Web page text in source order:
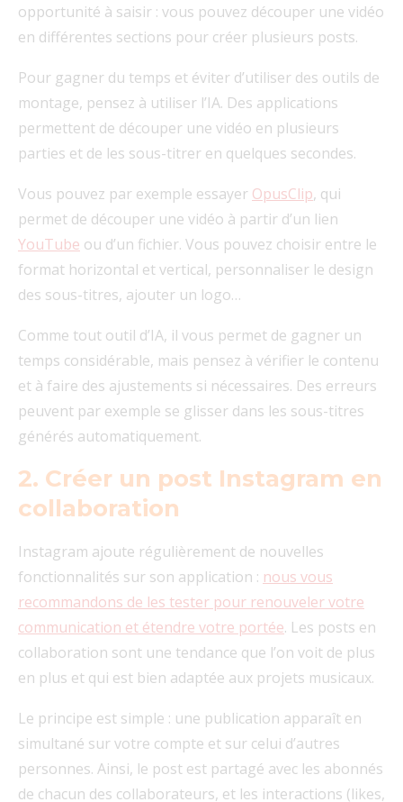
opportunité à saisir : vous pouvez découper une vidéo
en différentes sections pour créer plusieurs posts.
Pour gagner du temps et éviter d’utiliser des outils de
montage, pensez à utiliser l’IA. Des applications
permettent de découper une vidéo en plusieurs
parties et de les sous-titrer en quelques secondes.
Vous pouvez par exemple essayer OpusClip, qui
permet de découper une vidéo à partir d’un lien
YouTube ou d’un fichier. Vous pouvez choisir entre le
format horizontal et vertical, personnaliser le design
des sous-titres, ajouter un logo…
Comme tout outil d’IA, il vous permet de gagner un
temps considérable, mais pensez à vérifier le contenu
et à faire des ajustements si nécessaires. Des erreurs
peuvent par exemple se glisser dans les sous-titres
générés automatiquement.
2. Créer un post Instagram en
collaboration
Instagram ajoute régulièrement de nouvelles
fonctionnalités sur son application : nous vous
recommandons de les tester pour renouveler votre
communication et étendre votre portée. Les posts en
collaboration sont une tendance que l’on voit de plus
en plus et qui est bien adaptée aux projets musicaux.
Le principe est simple : une publication apparaît en
simultané sur votre compte et sur celui d’autres
personnes. Ainsi, le post est partagé avec les abonnés
de chacun des collaborateurs, et les interactions (likes,